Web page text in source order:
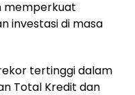
memperkuat
investasi di masa
tertinggi dalam
Total Kredit dan